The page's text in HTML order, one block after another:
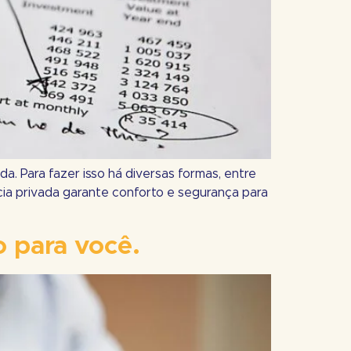
Para fazer isso há diversas formas, entre
privada garante conforto e segurança para
para você.